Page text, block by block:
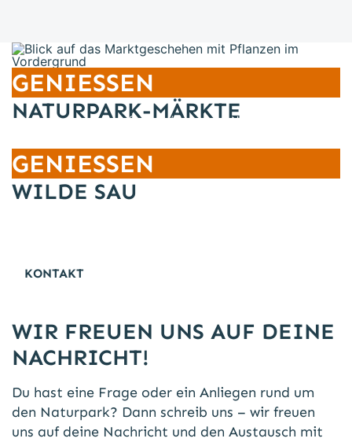
Henn/Naturpark Neckartal-Odenwald
Blick auf das Marktgeschehen mit Pflanzen im
GENIESSEN
NATURPARK-MÄRKTE
GENIESSEN
WILDE SAU
KONTAKT
WIR FREUEN UNS AUF DEINE
NACHRICHT!
Du hast eine Frage oder ein Anliegen rund um
den Naturpark? Dann schreib uns – wir freuen
uns auf deine Nachricht und den Austausch mit